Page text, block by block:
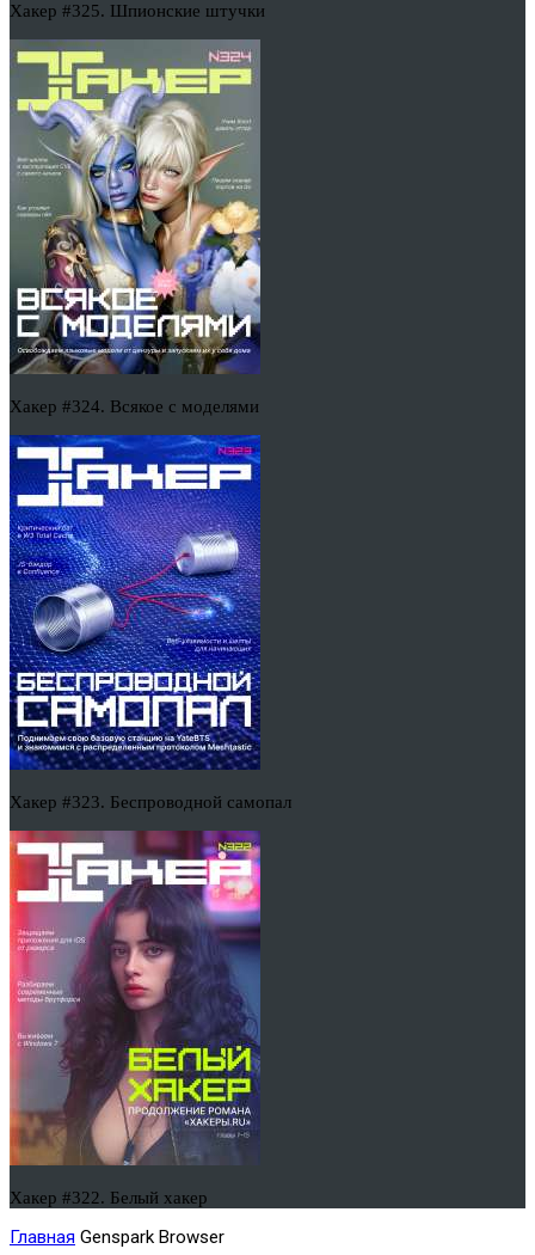
Хакер #325. Шпионские штучки
Хакер #324. Всякое с моделями
Хакер #323. Беспроводной самопал
Хакер #322. Белый хакер
Главная Genspark Browser